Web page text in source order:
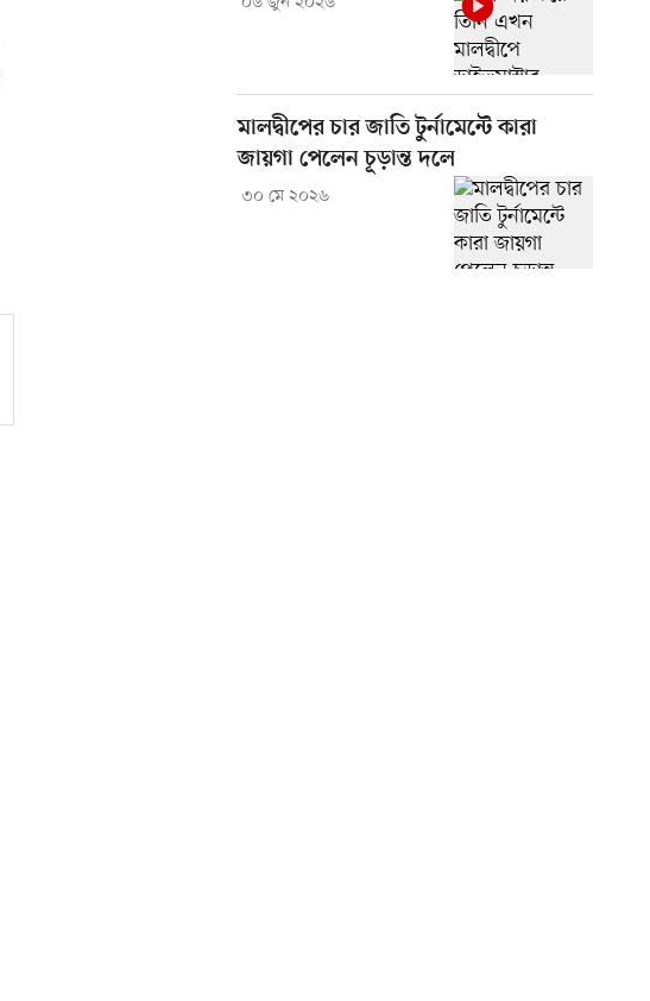
মালদ্বীপের চার জাতি টুর্নামেন্টে কারা
জায়গা পেলেন চূড়ান্ত দলে
৩০ মে ২০২৬